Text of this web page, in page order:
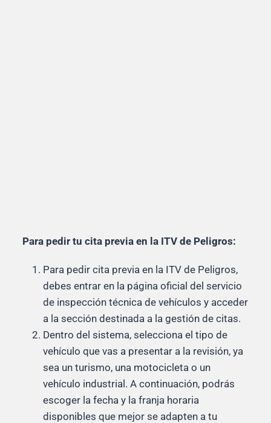
Para pedir tu cita previa en la ITV de Peligros:
Para pedir cita previa en la ITV de Peligros,
debes entrar en la página oficial del servicio
de inspección técnica de vehículos y acceder
a la sección destinada a la gestión de citas.
Dentro del sistema, selecciona el tipo de
vehículo que vas a presentar a la revisión, ya
sea un turismo, una motocicleta o un
vehículo industrial. A continuación, podrás
escoger la fecha y la franja horaria
disponibles que mejor se adapten a tu